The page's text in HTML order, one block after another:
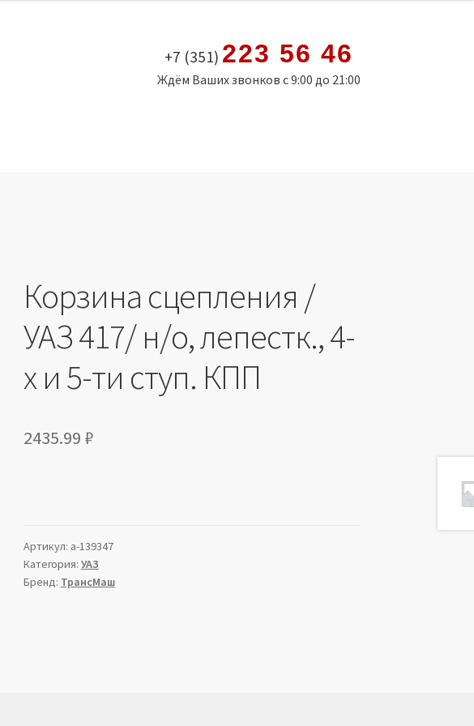
+7 (351) 223 56 46
Ждём Ваших звонков с 9:00 до 21:00
Корзина сцепления /
УАЗ 417/ н/о, лепестк., 4-
х и 5-ти ступ. КПП
2435.99 ₽
Артикул: a-139347
Категория: УАЗ
Бренд: ТрансМаш